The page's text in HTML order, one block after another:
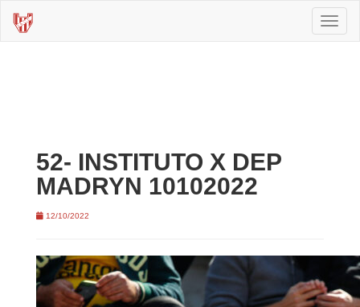
52- INSTITUTO X DEP
MADRYN 10102022
12/10/2022